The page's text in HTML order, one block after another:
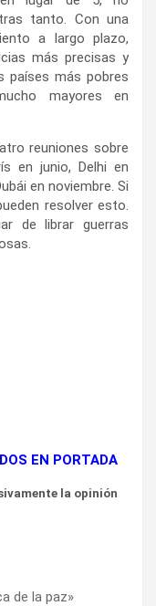
tanto. Con una
a largo plazo,
más precisas y
países más pobres
mayores en
reuniones sobre
en junio, Delhi en
en noviembre. Si
resolver esto.
de librar guerras
EN PORTADA
la opinión
de la paz»